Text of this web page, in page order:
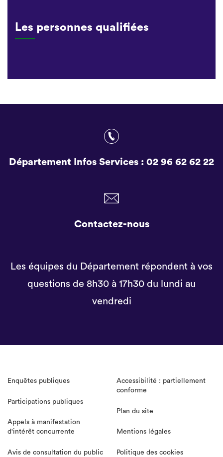
Les personnes qualifiées
Département Infos Services : 02 96 62 62 22
Contactez-nous
Les équipes du Département répondent à vos
questions de 8h30 à 17h30 du lundi au
vendredi
Enquêtes publiques
Participations publiques
Appels à manifestation
d'intérêt concurrente
Avis de consultation du public
Accessibilité : partiellement
conforme
Plan du site
Mentions légales
Politique des cookies